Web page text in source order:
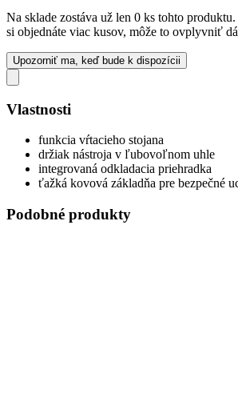
Na sklade zostáva už len 0 ks tohto
si objednáte viac kusov, môže to ovplyvniť
Upozorniť ma, keď bude k dispozícii
Vlastnosti
funkcia vŕtacieho stojana
držiak nástroja v ľubovoľnom uhle
integrovaná odkladacia priehradka
ťažká kovová základňa pre bezpečné
Podobné produkty